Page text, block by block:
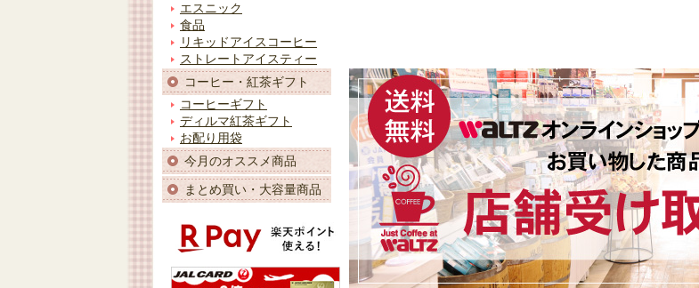
エスニック
食品
リキッドアイスコーヒー
ストレートアイスティー
コーヒー・紅茶ギフト
コーヒーギフト
ディルマ紅茶ギフト
お配り用袋
今月のオススメ商品
まとめ買い・大容量商品